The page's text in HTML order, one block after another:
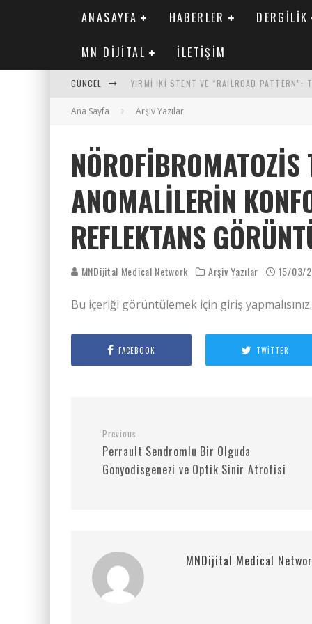
ANASAYFA HABERLER DERGILIK
MN DIJITAL İLETIŞIM
GÜNCEL YIRMI İKI STENT VE “RAILROAD PATTERN”:
SAFEN VEN GREFT HASTALIĞI ILE İLIŞKILI
MN KARDIYOLOJI YIL 33 SAYI 2 2026
Ana Sayfa Arşiv Yazılar
NÖROFIBROMATOZIS
ANOMALILERIN
REFLEKTANS
MNDijital Medical Network Arşiv Yazılar 15/03/
Bu içeriği görüntülemek için giriş
FACEBOOK TWITTER
Previous
Perrault Sendromlu Bir Olguda
Gonyodisgenezi ve Optik Sinir Atrofisi
MNDijital Medical